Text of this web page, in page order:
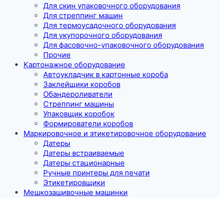
Для скин упаковочного оборудования
Для стреппинг машин
Для термоусадочного оборудования
Для укупорочного оборудования
Для фасовочно-упаковочного оборудования
Прочие
Картонажное оборудование
Автоукладчик в картонные короба
Заклейщики коробов
Обандероливатели
Стреппинг машины
Упаковщик коробок
Формирователи коробов
Маркировочное и этикетировочное оборудование
Датеры
Датеры встраиваемые
Датеры стационарные
Ручные принтеры для печати
Этикетировщики
Мешкозашивочные машинки